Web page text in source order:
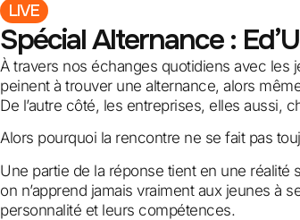
LIVE
Spécial Alternance :
À travers nos échanges quotidiens avec les
peinent à trouver une alternance, alors
De l’autre côté, les entreprises, elles aussi,
Alors pourquoi la rencontre ne se fait pas
Une partie de la réponse tient en une réalité
on n’apprend jamais vraiment aux jeunes à
personnalité et leurs compétences.